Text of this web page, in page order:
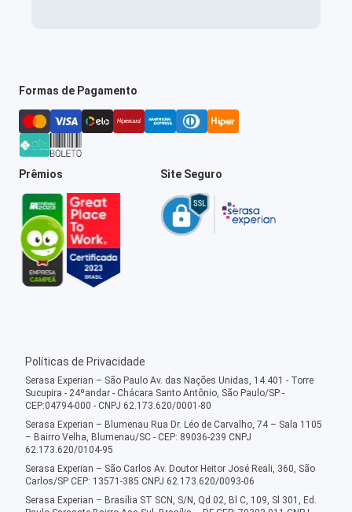
Formas de Pagamento
Prêmios Site Seguro
Políticas de Privacidade
Serasa Experian – São Paulo Av. das Nações Unidas, 14.401 - Torre
Sucupira - 24ºandar - Chácara Santo Antônio, São Paulo/SP -
CEP:04794-000 - CNPJ 62.173.620/0001-80
Serasa Experian – Blumenau Rua Dr. Léo de Carvalho, 74 – Sala 1105
– Bairro Velha, Blumenau/SC - CEP: 89036-239 CNPJ
62.173.620/0104-95
Serasa Experian – São Carlos Av. Doutor Heitor José Reali, 360, São
Carlos/SP CEP: 13571-385 CNPJ 62.173.620/0093-06
Serasa Experian – Brasília ST SCN, S/N, Qd 02, Bl C, 109, Sl 301, Ed.